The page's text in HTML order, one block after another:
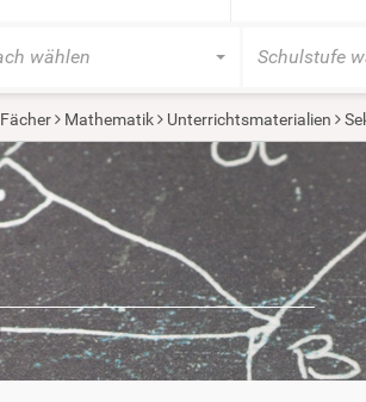
wählen Schulstufe
Mathematik Unterrichtsmaterialien